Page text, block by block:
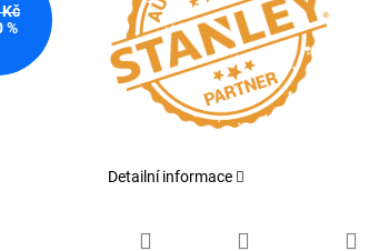
%
Detailní informace